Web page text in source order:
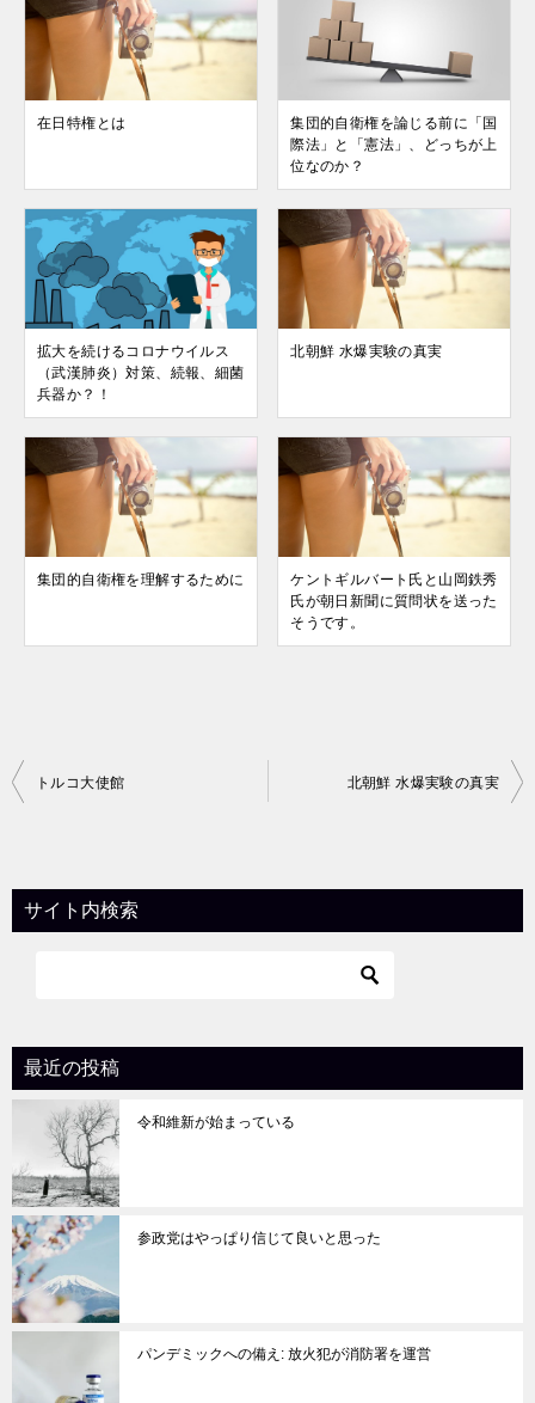
在日特権とは
集団的自衛権を論じる前に「国
際法」と「憲法」、どっちが上
位なのか？
拡大を続けるコロナウイルス
（武漢肺炎）対策、続報、細菌
兵器か？！
北朝鮮 水爆実験の真実
集団的自衛権を理解するために
ケントギルバート氏と山岡鉄秀
氏が朝日新聞に質問状を送った
そうです。
投
ビ
ゲ
ョ
ン
トルコ大使館 北朝鮮 水爆実験の真実
サイト内検索
最近の投稿
令和維新が始まっている
参政党はやっぱり信じて良いと思った
パンデミックへの備え: 放火犯が消防署を運営